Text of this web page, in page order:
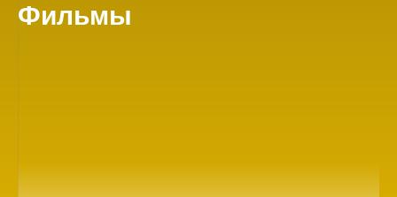
Фильмы